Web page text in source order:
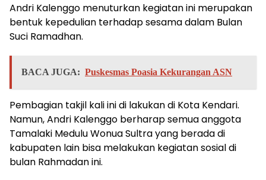
Andri Kalenggo menuturkan kegiatan ini merupakan
bentuk kepedulian terhadap sesama dalam Bulan
Suci Ramadhan.
BACA JUGA: Puskesmas Poasia Kekurangan ASN
Pembagian takjil kali ini di lakukan di Kota Kendari.
Namun, Andri Kalenggo berharap semua anggota
Tamalaki Medulu Wonua Sultra yang berada di
kabupaten lain bisa melakukan kegiatan sosial di
bulan Rahmadan ini.